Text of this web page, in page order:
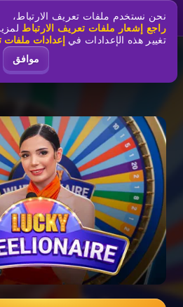
نحن نستخدم ملفات تعريف الارتباط،
راجع إشعار ملفات تعريف الارتباط
تغيير هذه الإعدادات في إعدادات ملفات
موافق